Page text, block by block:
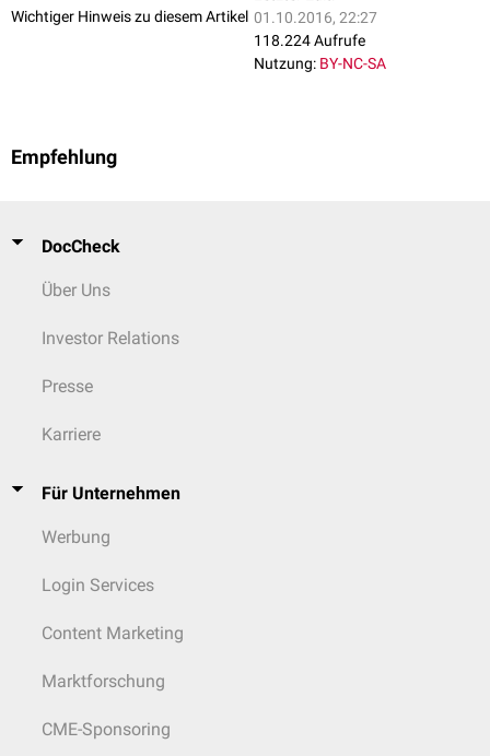
Wichtiger Hinweis zu diesem Artikel 01.10.2016, 22:27
118.224 Aufrufe
Nutzung: BY-NC-SA
Empfehlung
DocCheck
Über Uns
Investor Relations
Presse
Karriere
Für Unternehmen
Werbung
Login Services
Content Marketing
Marktforschung
CME-Sponsoring